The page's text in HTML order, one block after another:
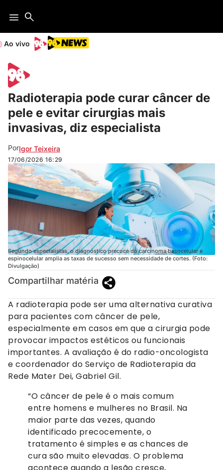
Ao vivo
Radioterapia pode curar câncer de
pele e evitar cirurgias mais
invasivas, diz especialista
PorIgor Teixeira
17/06/2026 16:29
Segundo especialistas, o diagnóstico precoce do carcinoma basocelular e
espinocelular amplia as taxas de sucesso sem necessidade de cortes. (Foto:
Divulgação)
Compartilhar matéria
A radioterapia pode ser uma alternativa curativa
para pacientes com câncer de pele,
especialmente em casos em que a cirurgia pode
provocar impactos estéticos ou funcionais
importantes. A avaliação é do radio-oncologista
e coordenador do Serviço de Radioterapia da
Rede Mater Dei, Gabriel Gil.
“O câncer de pele é o mais comum
entre homens e mulheres no Brasil. Na
maior parte das vezes, quando
identificado precocemente, o
tratamento é simples e as chances de
cura são muito elevadas. O problema
acontece quando a lesão cresce,